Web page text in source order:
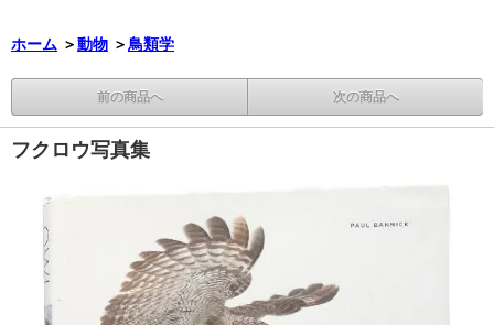
ホーム ＞動物 ＞鳥類学
前の商品へ 次の商品へ
フクロウ写真集